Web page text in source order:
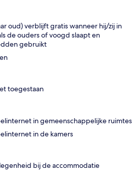
oud) verblijft gratis wanneer hij/zij in
de ouders of voogd slaapt en
gebruikt
toegestaan
in gemeenschappelijke ruimtes
in de kamers
bij de accommodatie